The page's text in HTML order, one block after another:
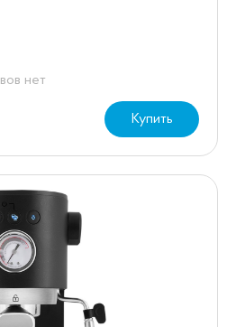
нет
Купить